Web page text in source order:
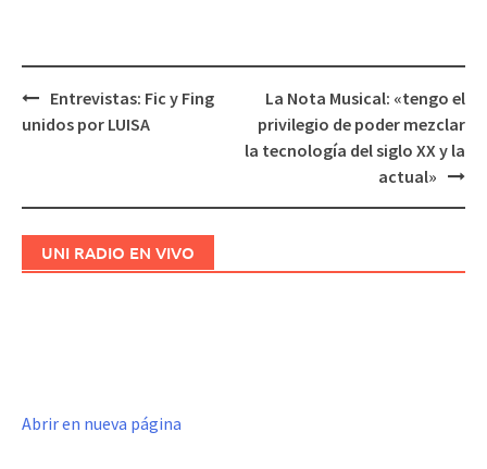
Navegación
Entrevistas: Fic y Fing
unidos por LUISA
La Nota Musical: «tengo el
privilegio de poder mezclar
la tecnología del siglo XX y la
actual»
UNI RADIO EN VIVO
Abrir en nueva página